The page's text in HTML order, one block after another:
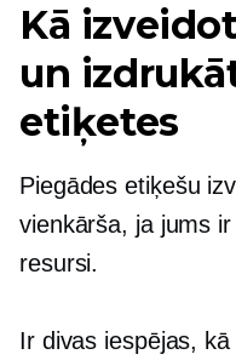
Kā
un
etiķetes
Piegādes etiķešu
vienkārša, ja jums
resursi.
Ir divas iespējas,